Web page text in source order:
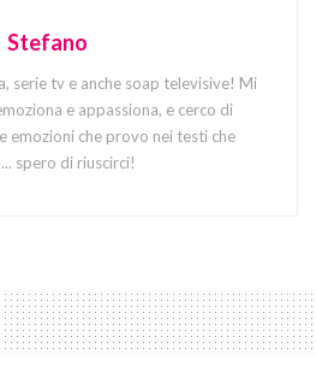
Stefano
serie tv e anche soap televisive! Mi
e appassiona, e cerco di
emozioni che provo nei testi che
spero di riuscirci!